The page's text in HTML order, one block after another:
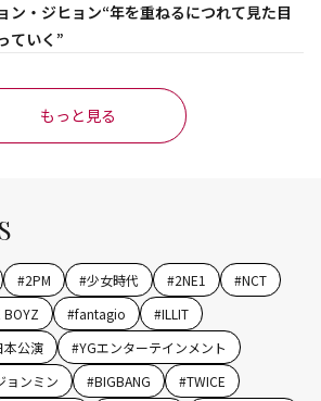
ン・ジヒョン“年を重ねるにつれて見た目
ていく”
もっと見る
#2PM #少女時代 #2NE1 #NCT
BOYZ #fantagio #ILLIT
本公演 #YGエンターテインメント
ョンミン #BIGBANG #TWICE